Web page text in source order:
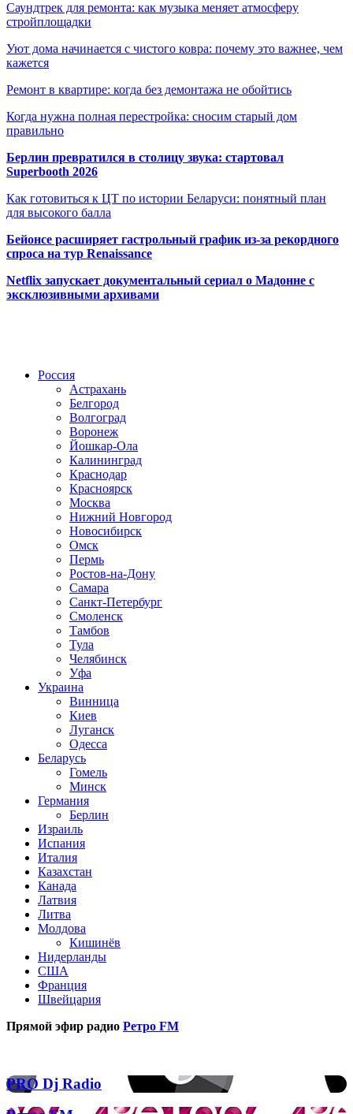
Саундтрек для ремонта: как музыка меняет атмосферу
стройплощадки
Уют дома начинается с чистого ковра: почему это важнее, чем
кажется
Ремонт в квартире: когда без демонтажа не обойтись
Когда нужна полная перестройка: сносим старый дом
правильно
Берлин превратился в столицу звука: стартовал
Superbooth 2026
Как готовиться к ЦТ по истории Беларуси: понятный план
для высокого балла
Бейонсе расширяет гастрольный график из-за рекордного
спроса на тур Renaissance
Netflix запускает документальный сериал о Мадонне с
эксклюзивными архивами
Россия
Астрахань
Белгород
Волгоград
Воронеж
Йошкар-Ола
Калининград
Краснодар
Красноярск
Москва
Нижний Новгород
Новосибирск
Омск
Пермь
Ростов-на-Дону
Самара
Санкт-Петербург
Смоленск
Тамбов
Тула
Челябинск
Уфа
Украина
Винница
Киев
Луганск
Одесса
Беларусь
Гомель
Минск
Германия
Берлин
Израиль
Испания
Италия
Казахстан
Канада
Латвия
Литва
Молдова
Кишинёв
Нидерланды
США
Франция
Швейцария
Прямой эфир радио Ретро FM
PRO
Dj
Radio
PRO Dj Radio